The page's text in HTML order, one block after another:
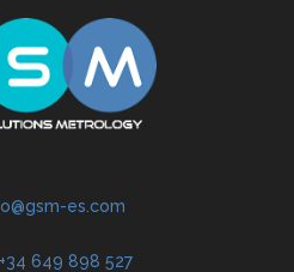
es.com
+34 649 898 527